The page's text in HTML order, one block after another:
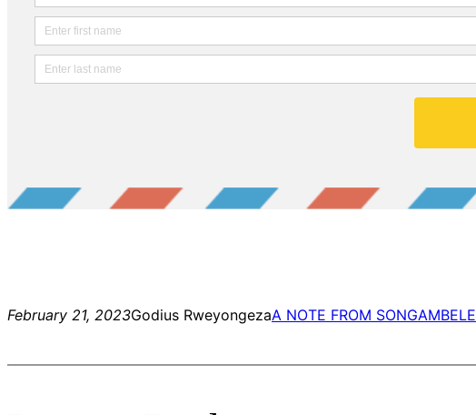
February 21, 2023Godius RweyongezaA NOTE FROM SONGAMBELE